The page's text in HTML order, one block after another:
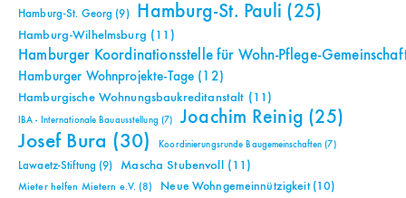
Hamburg-St. Georg (9) Hamburg-St. Pauli (25)
Hamburg-Wilhelmsburg (11)
Hamburger Koordinationsstelle für Wohn-Pflege-
Hamburger Wohnprojekte-Tage (12)
Hamburgische Wohnungsbaukreditanstalt (11)
IBA - Internationale Bauausstellung (7) Joachim Reinig (25)
Josef Bura (30) Koordinierungsrunde Baugemeinschaften (7)
Lawaetz-Stiftung (9) Mascha Stubenvoll (11)
Mieter helfen Mietern e.V. (8) Neue Wohngemeinnützigkeit(10)